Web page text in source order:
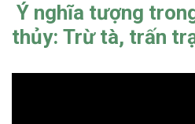
Ý nghĩa tượng
thủy: Trừ tà, trấn